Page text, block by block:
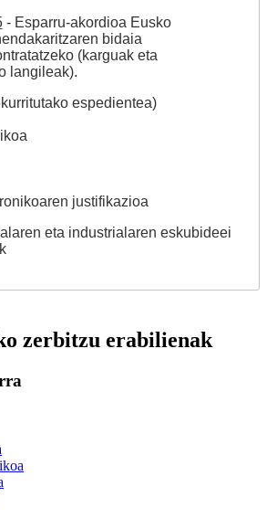
- Esparru-akordioa Eusko
bidaia
(karguak eta
langileak).
espedientea)
justifikazioa
eta industrialaren eskubideei
zerbitzu erabilienak